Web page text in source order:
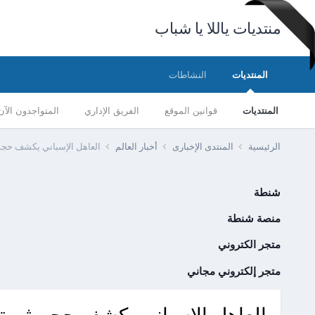
منتديات ياللا يا شباب
المنتديات
المنتديات قوانين الموقع الفريق الإداري المتواجدون
النشاطات
الرئيسية المنتدى الإخبارى أخبار العالم العاهل الإسباني يكشف
شنطة
منصة شنطة
متجر الكتروني
متجر إلكتروني مجاني